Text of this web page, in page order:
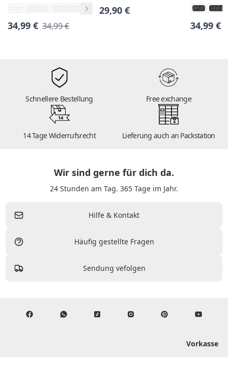
34,99 € 34,99 €
29,90 €
34,99 €
Schnellere Bestellung Free exchange
14
14 Tage Widerrufsrecht Lieferung auch an Packstation
Wir sind gerne für dich da.
24 Stunden am Tag. 365 Tage im Jahr.
Hilfe & Kontakt
Häufig gestellte Fragen
Sendung vefolgen
Vorkasse